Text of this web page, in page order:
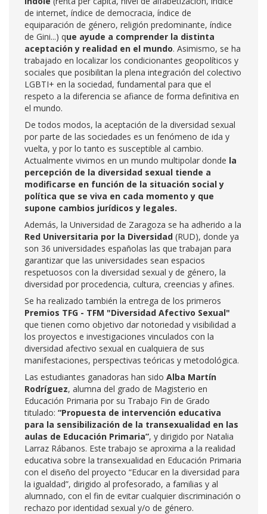
de internet, índice de democracia, índice de
equiparación de género, religión predominante, índice
de Gini...) que ayude a comprender la distinta
aceptación y realidad en el mundo. Asimismo, se ha
trabajado en localizar los condicionantes geopolíticos y
sociales que posibilitan la plena integración del colectivo
LGBTI+ en la sociedad, fundamental para que el
respeto a la diferencia se afiance de forma definitiva en
el mundo.
De todos modos, la aceptación de la diversidad sexual
por parte de las sociedades es un fenómeno de ida y
vuelta, y por lo tanto es susceptible al cambio.
Actualmente vivimos en un mundo multipolar donde la
percepción de la diversidad sexual tiende a
modificarse en función de la situación social y
política que se viva en cada momento y que
supone cambios jurídicos y legales.
Además, la Universidad de Zaragoza se ha adherido a la
Red Universitaria por la Diversidad (RUD), donde ya
son 36 universidades españolas las que trabajan para
garantizar que las universidades sean espacios
respetuosos con la diversidad sexual y de género, la
diversidad por procedencia, cultura, creencias y afines.
Se ha realizado también la entrega de los primeros
Premios TFG - TFM "Diversidad Afectivo Sexual"
que tienen como objetivo dar notoriedad y visibilidad a
los proyectos e investigaciones vinculados con la
diversidad afectivo sexual en cualquiera de sus
manifestaciones, perspectivas teóricas y metodológica.
Las estudiantes ganadoras han sido Alba Martín
Rodríguez, alumna del grado de Magisterio en
Educación Primaria por su Trabajo Fin de Grado
titulado: “Propuesta de intervención educativa
para la sensibilización de la transexualidad en las
aulas de Educación Primaria”, y dirigido por Natalia
Larraz Rábanos. Este trabajo se aproxima a la realidad
educativa sobre la transexualidad en Educación Primaria
con el diseño del proyecto “Educar en la diversidad para
la igualdad”, dirigido al profesorado, a familias y al
alumnado, con el fin de evitar cualquier discriminación o
rechazo por identidad sexual y/o de género.